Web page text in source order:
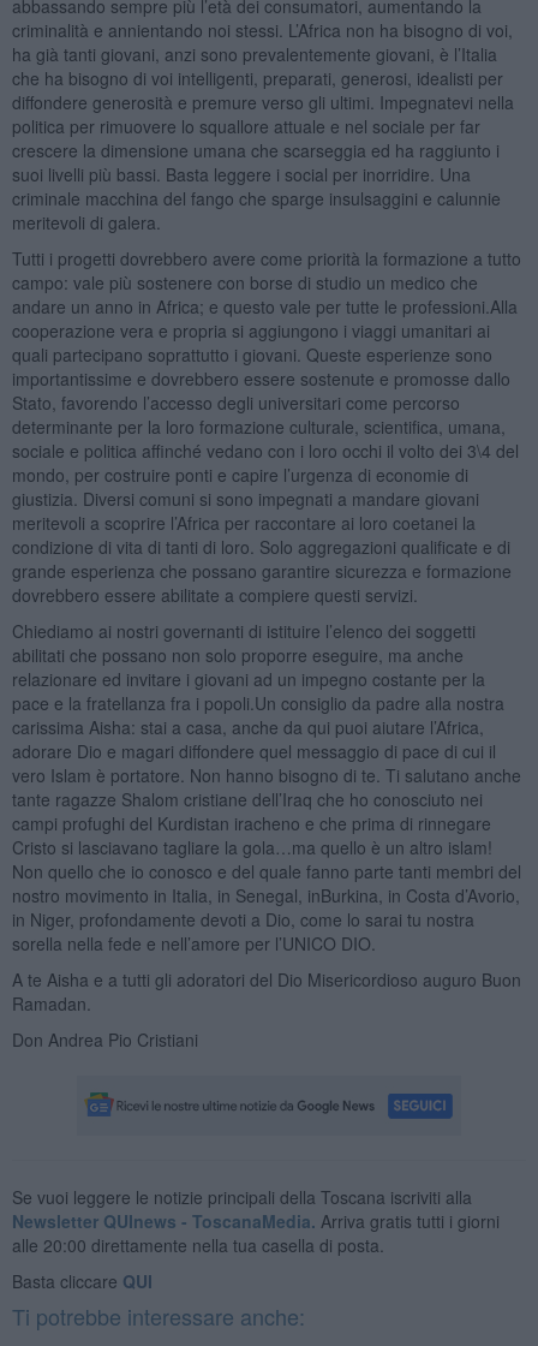
abbassando sempre più l’età dei consumatori, aumentando la
criminalità e annientando noi stessi. L’Africa non ha bisogno di voi,
ha già tanti giovani, anzi sono prevalentemente giovani, è l’Italia
che ha bisogno di voi intelligenti, preparati, generosi, idealisti per
diffondere generosità e premure verso gli ultimi. Impegnatevi nella
politica per rimuovere lo squallore attuale e nel sociale per far
crescere la dimensione umana che scarseggia ed ha raggiunto i
suoi livelli più bassi. Basta leggere i social per inorridire. Una
criminale macchina del fango che sparge insulsaggini e calunnie
meritevoli di galera.
Tutti i progetti dovrebbero avere come priorità la formazione a tutto
campo: vale più sostenere con borse di studio un medico che
andare un anno in Africa; e questo vale per tutte le professioni.Alla
cooperazione vera e propria si aggiungono i viaggi umanitari ai
quali partecipano soprattutto i giovani. Queste esperienze sono
importantissime e dovrebbero essere sostenute e promosse dallo
Stato, favorendo l’accesso degli universitari come percorso
determinante per la loro formazione culturale, scientifica, umana,
sociale e politica affinché vedano con i loro occhi il volto dei 3\4 del
mondo, per costruire ponti e capire l’urgenza di economie di
giustizia. Diversi comuni si sono impegnati a mandare giovani
meritevoli a scoprire l’Africa per raccontare ai loro coetanei la
condizione di vita di tanti di loro. Solo aggregazioni qualificate e di
grande esperienza che possano garantire sicurezza e formazione
dovrebbero essere abilitate a compiere questi servizi.
Chiediamo ai nostri governanti di istituire l’elenco dei soggetti
abilitati che possano non solo proporre eseguire, ma anche
relazionare ed invitare i giovani ad un impegno costante per la
pace e la fratellanza fra i popoli.Un consiglio da padre alla nostra
carissima Aisha: stai a casa, anche da qui puoi aiutare l’Africa,
adorare Dio e magari diffondere quel messaggio di pace di cui il
vero Islam è portatore. Non hanno bisogno di te. Ti salutano anche
tante ragazze Shalom cristiane dell’Iraq che ho conosciuto nei
campi profughi del Kurdistan iracheno e che prima di rinnegare
Cristo si lasciavano tagliare la gola…ma quello è un altro islam!
Non quello che io conosco e del quale fanno parte tanti membri del
nostro movimento in Italia, in Senegal, inBurkina, in Costa d’Avorio,
in Niger, profondamente devoti a Dio, come lo sarai tu nostra
sorella nella fede e nell’amore per l’UNICO DIO.
A te Aisha e a tutti gli adoratori del Dio Misericordioso auguro Buon
Ramadan.
Don Andrea Pio Cristiani
Se vuoi leggere le notizie principali della Toscana iscriviti alla
Newsletter QUInews - ToscanaMedia. Arriva gratis tutti i giorni
alle 20:00 direttamente nella tua casella di posta.
Basta cliccare QUI
Ti potrebbe interessare anche: